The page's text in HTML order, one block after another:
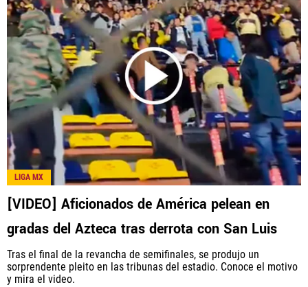
LIGA MX
[VIDEO] Aficionados de América pelean en
gradas del Azteca tras derrota con San Luis
Tras el final de la revancha de semifinales, se produjo un
sorprendente pleito en las tribunas del estadio. Conoce el motivo
y mira el video.